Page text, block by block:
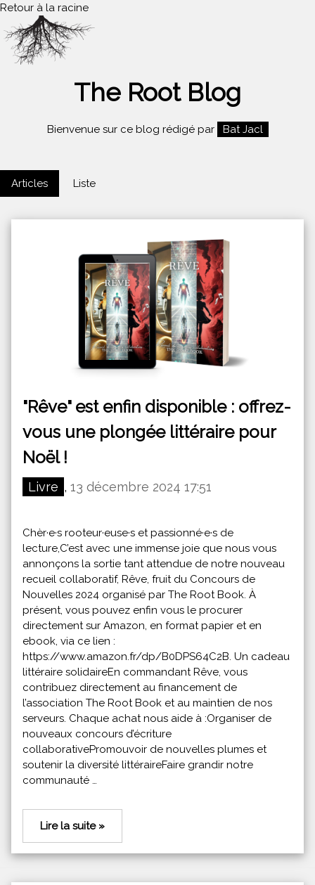
Retour à la racine
The Root Blog
Bienvenue sur ce blog rédigé par Bat Jacl
Articles Liste
"Rêve" est enfin disponible : offrez-
vous une plongée littéraire pour
Noël !
Livre , 13 décembre 2024 17:51
Chèr·e·s rooteur·euse·s et passionné·e·s de
lecture,C’est avec une immense joie que nous vous
annonçons la sortie tant attendue de notre nouveau
recueil collaboratif, Rêve, fruit du Concours de
Nouvelles 2024 organisé par The Root Book. À
présent, vous pouvez enfin vous le procurer
directement sur Amazon, en format papier et en
ebook, via ce lien :
https://www.amazon.fr/dp/B0DPS64C2B. Un cadeau
littéraire solidaireEn commandant Rêve, vous
contribuez directement au financement de
l’association The Root Book et au maintien de nos
serveurs. Chaque achat nous aide à :Organiser de
nouveaux concours d’écriture
collaborativePromouvoir de nouvelles plumes et
soutenir la diversité littéraireFaire grandir notre
communauté …
Lire la suite »